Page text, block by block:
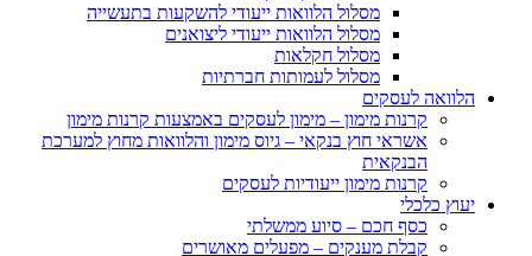
מסלול הלוואות ייעודי להשקעות בתעשייה
מסלול הלוואות ייעודי ליצואנים
מסלול חקלאות
מסלול לעמותות חברתיות
הלוואה לעסקים
קרנות מימון – מימון לעסקים באמצעות קרנות מימון
אשראי חוץ בנקאי – גיוס מימון והלוואות מחוץ למערכת
הבנקאית
קרנות מימון ייעודיות לעסקים
יעוץ כלכלי
כסף חכם – סיוע ממשלתי
קבלת מענקים – מפעלים מאושרים